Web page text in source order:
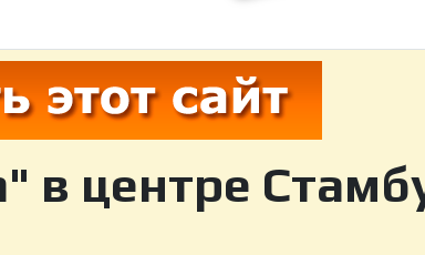
в центре